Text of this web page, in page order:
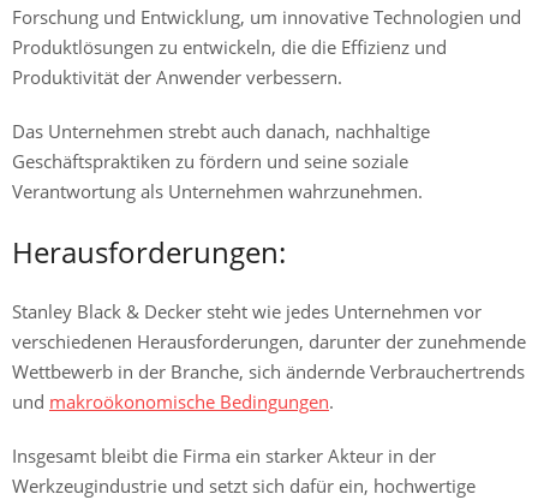
Forschung und Entwicklung, um innovative Technologien und
Produktlösungen zu entwickeln, die die Effizienz und
Produktivität der Anwender verbessern.
Das Unternehmen strebt auch danach, nachhaltige
Geschäftspraktiken zu fördern und seine soziale
Verantwortung als Unternehmen wahrzunehmen.
Herausforderungen:
Stanley Black & Decker steht wie jedes Unternehmen vor
verschiedenen Herausforderungen, darunter der zunehmende
Wettbewerb in der Branche, sich ändernde Verbrauchertrends
und makroökonomische Bedingungen.
Insgesamt bleibt die Firma ein starker Akteur in der
Werkzeugindustrie und setzt sich dafür ein, hochwertige